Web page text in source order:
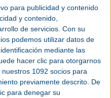
para publicidad y contenido
y contenido,
de servicios. Con su
podemos utilizar datos de
mediante las
hacer clic para otorgarnos
1092 socios para
previamente descrito. De
para denegar su
contando con una profunda
instalaciones deportivas, tales como
el RCDE Stadium, o la reforma del
el desarrollo de las ciudades
y Ciudad Deportiva de Valdebebas
presentará una cubierta más ligera
del nuevo campo. Un estadio que
y abierta constituida por bandas
piel curvilínea, paramétrica y